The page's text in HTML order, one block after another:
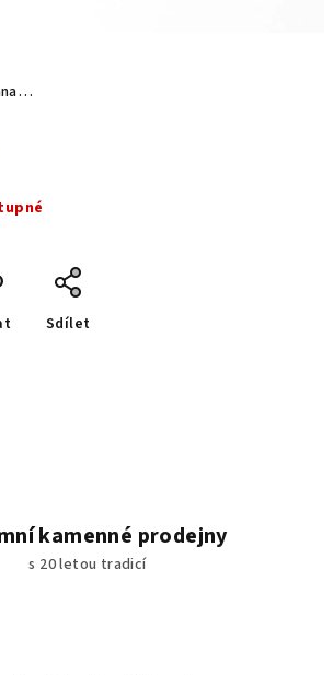
Sdílet
kamenné prodejny
s 20 letou tradicí